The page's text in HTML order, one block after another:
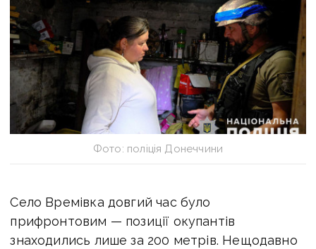
Фото: поліція Донеччини
Село Времівка довгий час було
прифронтовим — позиції окупантів
знаходились лише за 200 метрів. Нещодавно